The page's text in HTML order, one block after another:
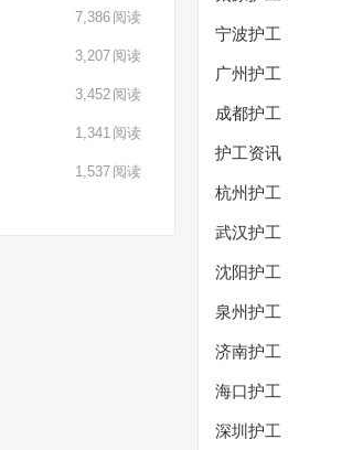
7,386 阅读
3,207 阅读
3,452 阅读
1,341 阅读
1,537 阅读
宁波护工
广州护工
成都护工
护工资讯
杭州护工
武汉护工
沈阳护工
泉州护工
济南护工
海口护工
深圳护工